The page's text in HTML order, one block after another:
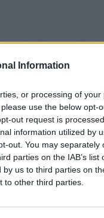
Information
or processing of your
use the below opt-
out request is
information utilized by
out. You may separately
parties on the IAB’s list
by us to third parties on
to other third parties.